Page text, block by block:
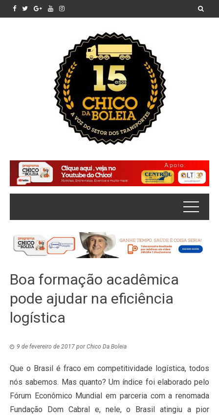
Boa formação acadêmica
pode ajudar na eficiência
logística
9 de fevereiro de 2017 porChico Da Boleia
Que o Brasil é fraco em competitividade logística, todos
nós sabemos. Mas quanto? Um índice foi elaborado pelo
Fórum Econômico Mundial em parceria com a renomada
Fundação Dom Cabral e, nele, o Brasil atingiu a pior